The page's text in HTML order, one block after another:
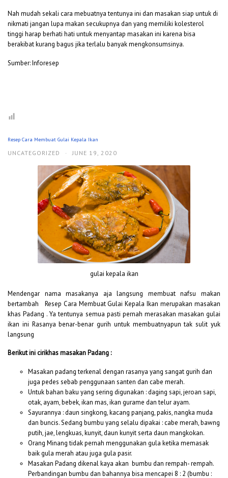
Nah mudah sekali cara mebuatnya tentunya ini dan masakan siap untuk di
nikmati jangan lupa makan secukupnya dan yang memiliki kolesterol
tinggi harap berhati hati untuk menyantap masakan ini karena bisa
berakibat kurang bagus jika terlalu banyak mengkonsumsinya.
Sumber: Inforesep
Resep Cara Membuat Gulai Kepala Ikan
UNCATEGORIZED · JUNE 19, 2020
gulai kepala ikan
Mendengar nama masakanya aja langsung membuat nafsu makan
bertambah Resep Cara Membuat Gulai Kepala Ikan merupakan masakan
khas Padang . Ya tentunya semua pasti pernah merasakan masakan gulai
ikan ini Rasanya benar-benar gurih untuk membuatnyapun tak sulit yuk
langsung
Berikut ini cirikhas masakan Padang :
Masakan padang terkenal dengan rasanya yang sangat gurih dan
juga pedes sebab penggunaan santen dan cabe merah.
Untuk bahan baku yang sering digunakan : daging sapi, jeroan sapi,
otak, ayam, bebek, ikan mas, ikan gurame dan telur ayam.
Sayurannya : daun singkong, kacang panjang, pakis, nangka muda
dan buncis. Sedang bumbu yang selalu dipakai : cabe merah, bawng
putih, jae, lengkuas, kunyit, daun kunyit serta daun mangkokan.
Orang Minang tidak pernah menggunakan gula ketika memasak
baik gula merah atau juga gula pasir.
Masakan Padang dikenal kaya akan bumbu dan rempah- rempah.
Perbandingan bumbu dan bahannya bisa mencapei 8 : 2 (bumbu :